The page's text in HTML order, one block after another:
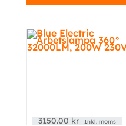
3150.00 kr Inkl. moms